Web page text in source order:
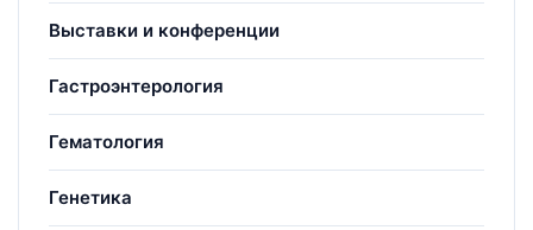
Выставки и конференции
Гастроэнтерология
Гематология
Генетика